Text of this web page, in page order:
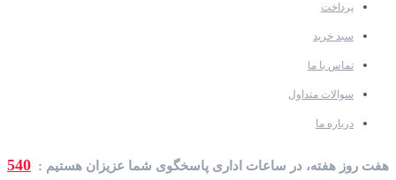
پرداخت
سبد خرید
تماس با ما
سوالات متداول
درباره ما
هفت روز هفته، در ساعات اداری پاسخگوی شما عزیزان هستیم : 540